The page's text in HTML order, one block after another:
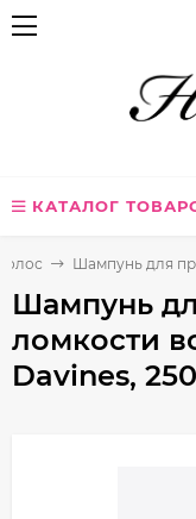
КАТАЛОГ
Шампунь для
Шампунь
ломкости
Davines,